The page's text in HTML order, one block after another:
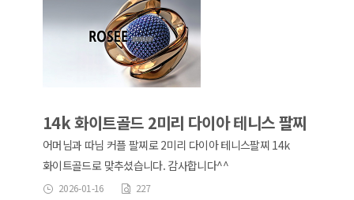
14k 화이트골드 2미리 다이아 테니스 팔찌
어머님과 따님 커플 팔찌로 2미리 다이아 테니스팔찌 14k
화이트골드로 맞추셨습니다. 감사합니다^^
2026-01-16 227